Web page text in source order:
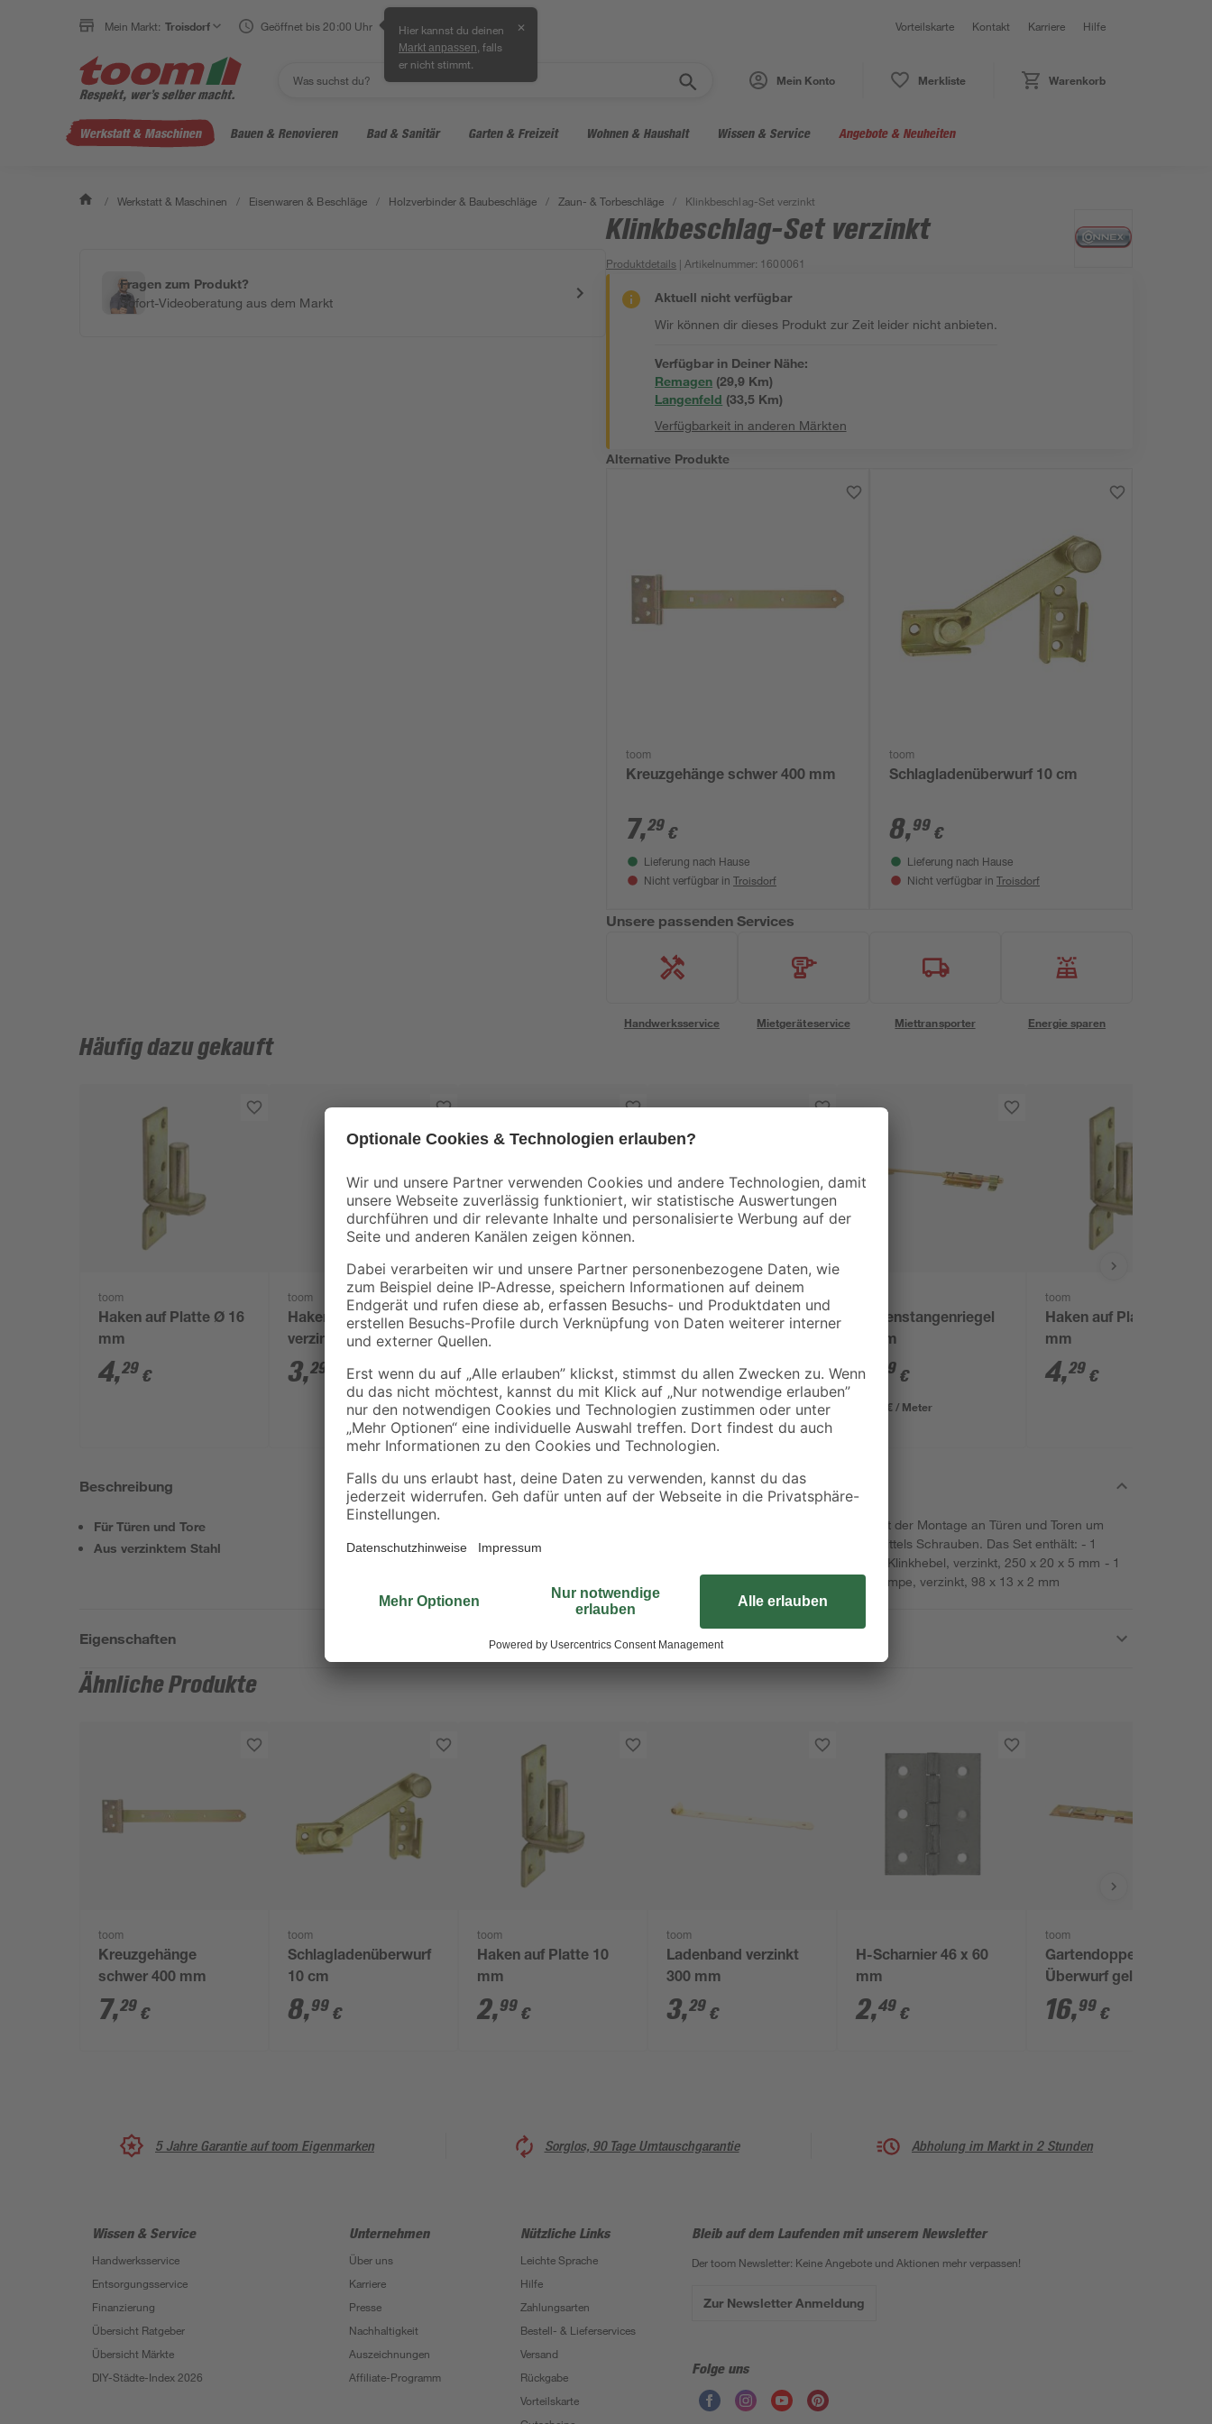
Mein Markt: Troisdorf Geöffnet bis 20:00 Uhr Hier kannst du deinen
Markt anpassen , falls
er nicht stimmt.
✕ Vorteilskarte Kontakt Karriere Hilfe
Mein Konto Merkliste Warenkorb
Werkstatt & Maschinen Bauen & Renovieren Bad & Sanitär Garten & Freizeit Wohnen & Haushalt Wissen & Service Angebote & Neuheiten
/ Werkstatt & Maschinen / Eisenwaren & Beschläge / Holzverbinder & Baubeschläge / Zaun- & Torbeschläge / Klinkbeschlag-Set verzinkt
Fragen zum Produkt?
Sofort-Videoberatung aus dem Markt
Klinkbeschlag-Set verzinkt
Produktdetails | Artikelnummer: 1600061
Aktuell nicht verfügbar
Wir können dir dieses Produkt zur Zeit leider nicht anbieten.
Verfügbar in Deiner Nähe:
Remagen (29,9 Km)
Langenfeld (33,5 Km)
Verfügbarkeit in anderen Märkten
Alternative Produkte
toom
Kreuzgehänge schwer 400 mm
7,29 €
Lieferung nach Hause
Nicht verfügbar in Troisdorf
toom
Schlagladenüberwurf 10 cm
8,99 €
Lieferung nach Hause
Nicht verfügbar in Troisdorf
Unsere passenden Services
Handwerksservice Mietgeräteservice Miettransporter Energie sparen
Häufig dazu gekauft
toom
Haken auf Platte Ø 16
mm
4,29 €
toom
Haken auf Platte
verzinkt Ø 13 mm
Abstand 10 mm
3,29
toom
Ladenband verzinkt
800 mm
9, 99 €
Haken auf Platte
2,99 €
Bolzenstangenriegel
40 cm
8 29 €
20,73 € / Meter
toom
Haken auf Platte Ø 16
mm
4,29 €
Beschreibung
Für Türen und Tore
Aus verzinktem Stahl
Das Klinkbeschlag-Set verzinkt von Connex dient der Montage an Türen und Toren um
diese zu schließen. Montieren Sie die Objekte mittels Schrauben. Das Set enthält: - 1
Klinkengriff mit Bügel, verzinkt, 255 x 57 mm - 1 Klinkhebel, verzinkt, 250 x 20 x 5 mm - 1
Klinkhaken, verzinkt, 60 x 19 x 4 mm - 1 Klinkkrampe, verzinkt, 98 x 13 x 2 mm
Eigenschaften
Ähnliche Produkte
toom
Kreuzgehänge
schwer 400 mm
7,29 €
toom
Schlagladenüberwurf
10 cm
8,99 €
toom
Haken auf Platte 10
mm
2,99 €
toom
Ladenband verzinkt
300 mm
3,29 €
H-Scharnier 46 x 60
mm
2,49 €
toom
Gartendoppeltor-
Überwurf gelb-
verzinkt 43 x 7,2 cm
16,99 €
5 Jahre Garantie auf toom Eigenmarken Sorglos, 90 Tage Umtauschgarantie Abholung im Markt in 2 Stunden
Wissen & Service
Handwerksservice
Entsorgungsservice
Finanzierung
Übersicht Ratgeber
Übersicht Märkte
DIY-Städte-Index 2026
Unternehmen
Über uns
Karriere
Presse
Nachhaltigkeit
Auszeichnungen
Affiliate-Programm
Nützliche Links
Leichte Sprache
Hilfe
Zahlungsarten
Bestell- & Lieferservices
Versand
Rückgabe
Vorteilskarte
Bleib auf dem Laufenden mit unserem Newsletter
Der toom Newsletter: Keine Angebote und Aktionen mehr verpassen!
Zur Newsletter Anmeldung
Folge uns